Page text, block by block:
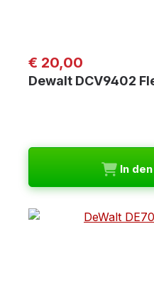
Regulärer Preis:
€ 20,00
Dewalt DCV9402
In